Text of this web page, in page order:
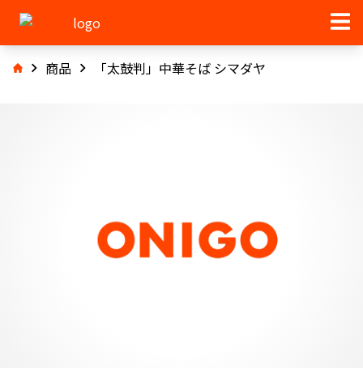
商品 「太鼓判」中華そば シマダヤ